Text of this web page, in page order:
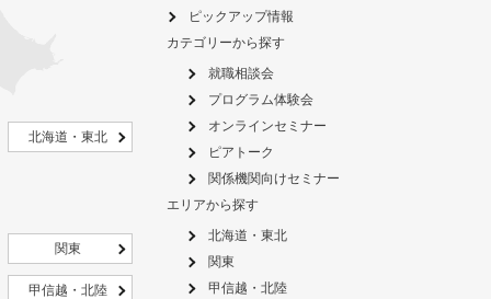
北海道・東北
関東
甲信越・北陸
ピックアップ情報
カテゴリーから探す
就職相談会
プログラム体験会
オンラインセミナー
ピアトーク
関係機関向けセミナー
エリアから探す
北海道・東北
関東
甲信越・北陸